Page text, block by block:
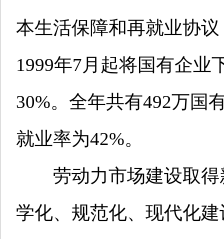
本生活保障和再就业协
1999年7月起将国有企业
30%。全年共有492万国
就业率为42%。
劳动力市场建设取得
学化、规范化、现代化